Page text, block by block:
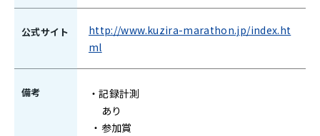
公式サイト
http://www.kuzira-marathon.jp/index.ht
ml
備考
・記録計測
あり
・ 参加賞